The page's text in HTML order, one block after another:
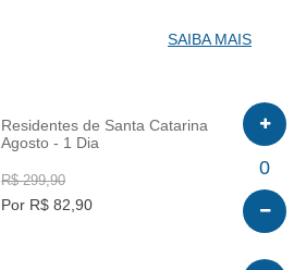
SAIBA MAIS
Residentes de Santa Catarina
Agosto - 1 Dia
R$ 299,90
Por R$ 82,90
0